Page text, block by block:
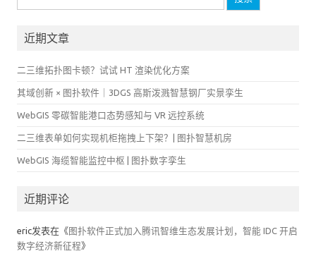
索：
近期文章
二三维拓扑图卡顿？试试 HT 渲染优化方案
其域创新 × 图扑软件｜3DGS 高斯泼溅智慧钢厂实景孪生
WebGIS 零碳智能港口态势感知与 VR 远控系统
二三维表单如何实现机柜拖拽上下架？| 图扑智慧机房
WebGIS 海缆智能监控中枢 | 图扑数字孪生
近期评论
eric发表在《 图扑软件正式加入腾讯智维生态发展计划，智能 IDC 开启
数字经济新征程》